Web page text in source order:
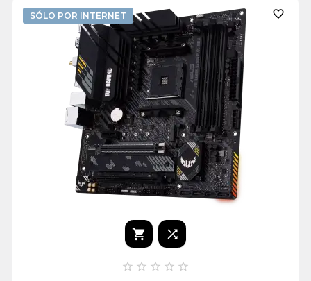
SÓLO POR INTERNET 
 
    